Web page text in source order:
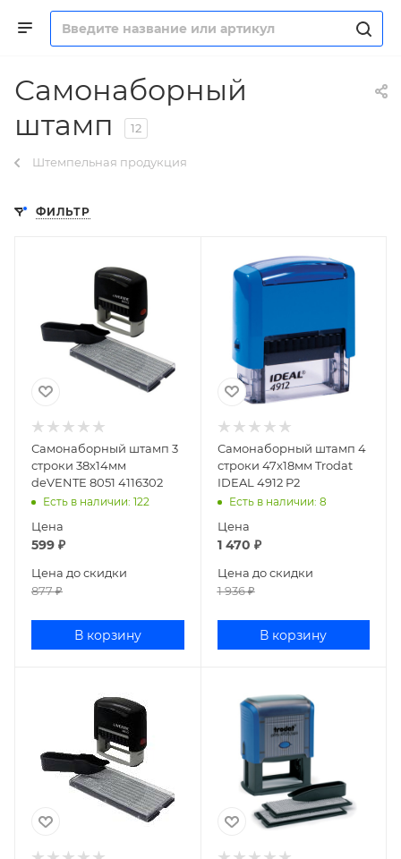
Самонаборный
штамп
12
Штемпельная продукция
ФИЛЬТР
Самонаборный штамп 3
строки 38х14мм
deVENTE 8051 4116302
Есть в наличии: 122
Цена
599 ₽
Цена до скидки
877₽
В корзину
Самонаборный штамп 4
строки 47х18мм Trodat
IDEAL 4912 P2
Есть в наличии: 8
Цена
1 470 ₽
Цена до скидки
1 936₽
В корзину